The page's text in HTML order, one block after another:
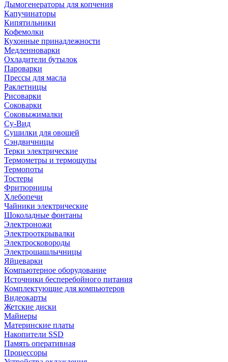
Дымогенераторы для копчения
Капучинаторы
Кипятильники
Кофемолки
Кухонные принадлежности
Медленноварки
Охладители бутылок
Пароварки
Прессы для масла
Раклетницы
Рисоварки
Соковарки
Соковыжималки
Су-Вид
Сушилки для овощей
Сэндвичницы
Терки электрические
Термометры и термощупы
Термопоты
Тостеры
Фритюрницы
Хлебопечи
Чайники электрические
Шоколадные фонтаны
Электроножи
Электрооткрывалки
Электросковороды
Электрошашлычницы
Яйцеварки
Компьютерное оборудование
Источники бесперебойного питания
Комплектующие для компьютеров
Видеокарты
Жетские диски
Майнеры
Материнские платы
Накопители SSD
Память оперативная
Процессоры